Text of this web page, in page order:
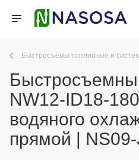
Быстросъёмы топливные и
NW12-ID18-
водяного
прямой |